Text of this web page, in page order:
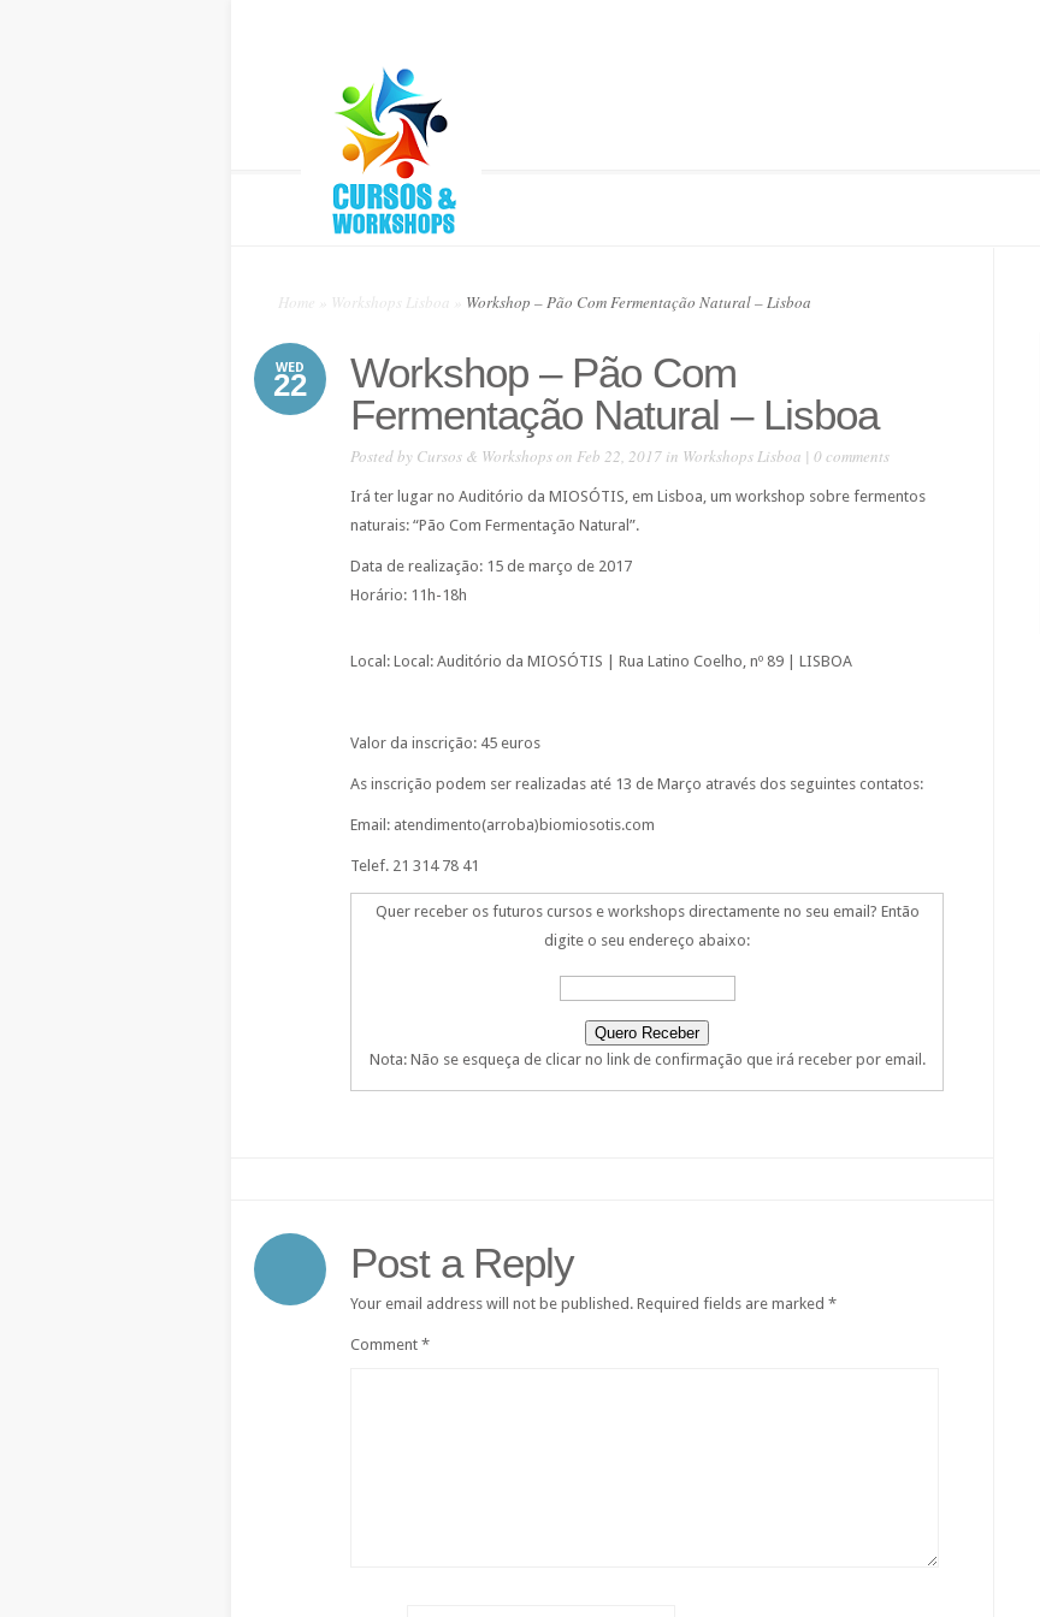
Home Workshops Lisboa Workshop – Pão Com Fermentação Natural – Lisboa
WED
22
Workshop – Pão Com
Fermentação Natural – Lisboa
Posted by Cursos & Workshopson Feb 22, 2017 in Workshops Lisboa | 0 comments
Irá ter lugar no Auditório da MIOSÓTIS, em Lisboa, um workshop sobre fermentos
naturais: “Pão Com Fermentação Natural”.
Data de realização: 15 de março de 2017
Horário: 11h-18h
Local: Local: Auditório da MIOSÓTIS | Rua Latino Coelho, nº 89 | LISBOA
Valor da inscrição: 45 euros
As inscrição podem ser realizadas até 13 de Março através dos seguintes contatos:
Email: atendimento(arroba)biomiosotis.com
Telef. 21 314 78 41
Quer receber os futuros cursos e workshops directamente no seu email? Então
digite o seu endereço abaixo:
Nota: Não se esqueça de clicar no link de confirmação que irá receber por email.
Post a Reply
Your email address will not be published. Required fields are marked *
Comment *